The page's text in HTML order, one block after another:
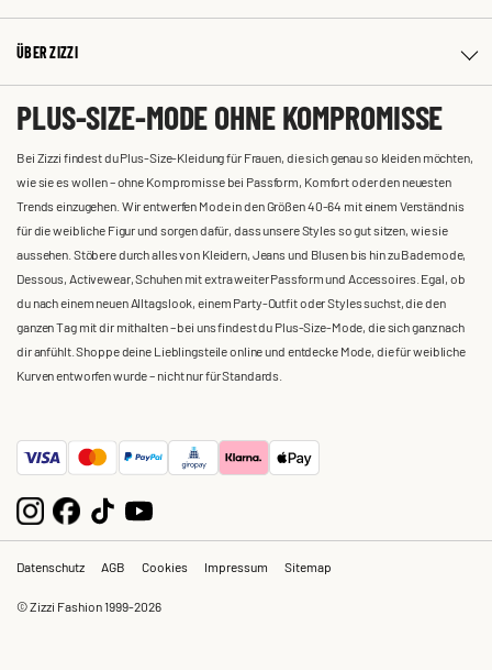
ÜBER ZIZZI
PLUS-SIZE-MODE OHNE KOMPROMISSE
Bei Zizzi findest du Plus-Size-Kleidung für Frauen, die sich genau so kleiden möchten,
wie sie es wollen – ohne Kompromisse bei Passform, Komfort oder den neuesten
Trends einzugehen. Wir entwerfen Mode in den Größen 40-64 mit einem Verständnis
für die weibliche Figur und sorgen dafür, dass unsere Styles so gut sitzen, wie sie
aussehen. Stöbere durch alles von Kleidern, Jeans und Blusen bis hin zu Bademode,
Dessous, Activewear, Schuhen mit extra weiter Passform und Accessoires. Egal, ob
du nach einem neuen Alltagslook, einem Party-Outfit oder Styles suchst, die den
ganzen Tag mit dir mithalten – bei uns findest du Plus-Size-Mode, die sich ganz nach
dir anfühlt. Shoppe deine Lieblingsteile online und entdecke Mode, die für weibliche
Kurven entworfen wurde – nicht nur für Standards.
Datenschutz AGB Cookies Impressum Sitemap
© Zizzi Fashion 1999-2026